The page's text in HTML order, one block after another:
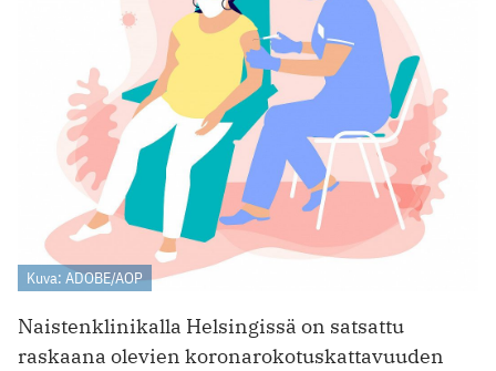
Kuva: ADOBE/AOP
Naistenklinikalla Helsingissä on satsattu
raskaana olevien koronarokotuskattavuuden